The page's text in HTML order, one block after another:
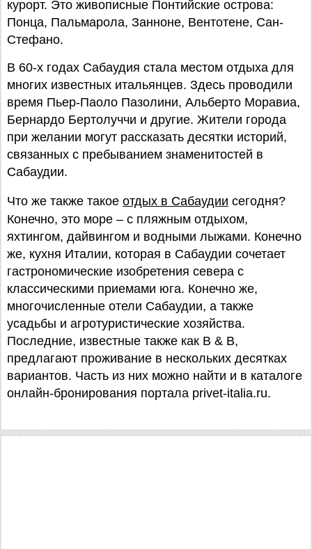
курорт. Это живописные Понтийские острова:
Понца, Пальмарола, Занноне, Вентотене, Сан-
Стефано.
В 60-х годах Сабаудия стала местом отдыха для
многих известных итальянцев. Здесь проводили
время Пьер-Паоло Пазолини, Альберто Моравиа,
Бернардо Бертолуччи и другие. Жители города
при желании могут рассказать десятки историй,
связанных с пребыванием знаменитостей в
Сабаудии.
Что же также такое отдых в Сабаудии сегодня?
Конечно, это море – с пляжным отдыхом,
яхтингом, дайвингом и водными лыжами. Конечно
же, кухня Италии, которая в Сабаудии сочетает
гастрономические изобретения севера с
классическими приемами юга. Конечно же,
многочисленные отели Сабаудии, а также
усадьбы и агротуристические хозяйства.
Последние, известные также как B & B,
предлагают проживание в нескольких десятках
вариантов. Часть из них можно найти и в каталоге
онлайн-бронирования портала privet-italia.ru.